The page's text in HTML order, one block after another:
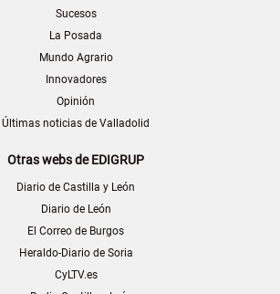
Sucesos
La Posada
Mundo Agrario
Innovadores
Opinión
Últimas noticias de Valladolid
Otras webs de EDIGRUP
Diario de Castilla y León
Diario de León
El Correo de Burgos
Heraldo-Diario de Soria
CyLTV.es